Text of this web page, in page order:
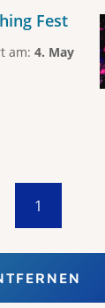
Fest
am: 4. May
1